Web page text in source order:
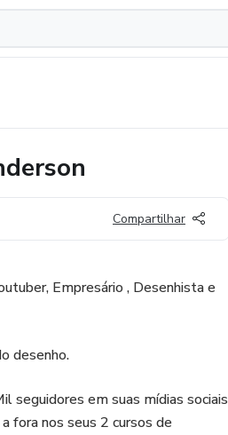
Compartilhar
Empresário , Desenhista e
desenho.
seguidores em suas mídias sociais
fora nos seus 2 cursos de